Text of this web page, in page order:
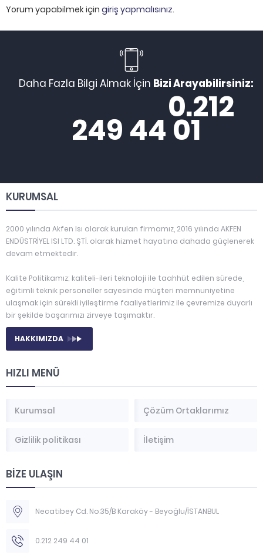
Yorum yapabilmek için giriş yapmalısınız.
Daha Fazla Bilgi Almak İçin Bizi Arayabilirsiniz:
0.212
249 44 01
KURUMSAL
2000 yılında Akfen Isı olarak kurulan firmamız, 2016 yılında AKFEN
ENDÜSTRİYEL ISI LTD. ŞTİ. olarak hizmet hayatına dahada güçlenerek
devam etmektedir.
Kalite Politikamız; kaliteli-ileri teknoloji ile taahhüt edilen sürede,
eğitimli teknik personeller sayesinde müşteri memnuniyetine
ulaşmak için sürekli iyileştirme faaliyetlerimiz ile çevremize duyarlı
bir şekilde başarımızı zirveye taşımaktır.
HAKKIMIZDA
HIZLI MENÜ
Kurumsal Çözüm Ortaklarımız
Gizlilik politikası İletişim
BİZE ULAŞIN
Necatibey Cd. No:35/B Karaköy - Beyoğlu/İSTANBUL
0.212 249 44 01